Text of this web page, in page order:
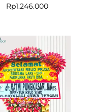
Rp1.246.000